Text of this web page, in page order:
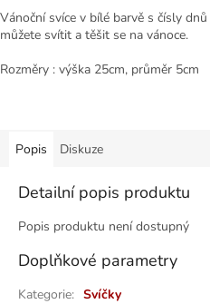
Vánoční svíce v bílé barvě s čísly
můžete svítit a těšit se na vánoce.
Rozměry : výška 25cm, průměr 5cm
Popis Diskuze
Detailní popis produktu
Popis produktu není dostupný
Doplňkové parametry
Kategorie: Svíčky